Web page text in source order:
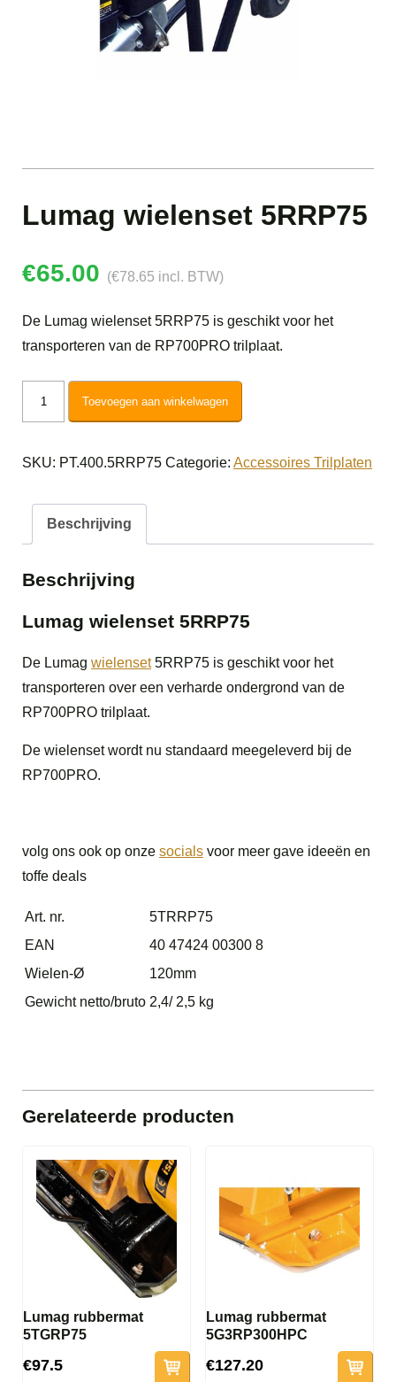
Lumag wielenset 5RRP75
€65.00 (€78.65 incl. BTW)
De Lumag wielenset 5RRP75 is geschikt voor het
transporteren van de RP700PRO trilplaat.
wielenset
aantal
Toevoegen aan winkelwagen
SKU: PT.400.5RRP75 Categorie: Accessoires Trilplaten
Beschrijving
Beschrijving
Lumag wielenset 5RRP75
De Lumag wielenset5RRP75 is geschikt voor het
transporteren over een verharde ondergrond van de
RP700PRO trilplaat.
De wielenset wordt nu standaard meegeleverd bij de
RP700PRO.
volg ons ook op onze socials voor meer gave ideeën en
toffe deals
Art. nr.
5TRRP75
EAN
40 47424 00300 8
Wielen-Ø
120mm
Gewicht netto/bruto 2,4/ 2,5 kg
Gerelateerde producten
Lumag rubbermat
5TGRP75
€97.5
Lumag rubbermat
5G3RP300HPC
€127.20